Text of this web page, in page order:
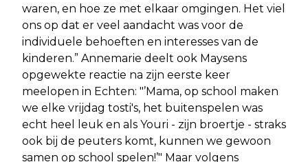
waren, en hoe ze met elkaar omgingen. Het viel
ons op dat er veel aandacht was voor de
individuele behoeften en interesses van de
kinderen.” Annemarie deelt ook Maysens
opgewekte reactie na zijn eerste keer
meelopen in Echten: "’Mama, op school maken
we elke vrijdag tosti's, het buitenspelen was
echt heel leuk en als Youri - zijn broertje - straks
ook bij de peuters komt, kunnen we gewoon
samen op school spelen!’" Maar volgens